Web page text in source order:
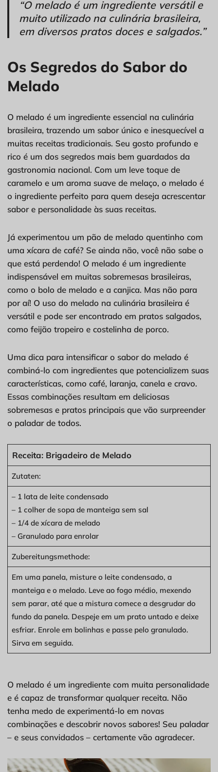
“O melado é um ingrediente versátil e
muito utilizado na culinária brasileira,
em diversos pratos doces e salgados.”
Os Segredos do Sabor do
Melado
O melado é um ingrediente essencial na culinária
brasileira, trazendo um sabor único e inesquecível a
muitas receitas tradicionais. Seu gosto profundo e
rico é um dos segredos mais bem guardados da
gastronomia nacional. Com um leve toque de
caramelo e um aroma suave de melaço, o melado é
o ingrediente perfeito para quem deseja acrescentar
sabor e personalidade às suas receitas.
Já experimentou um pão de melado quentinho com
uma xícara de café? Se ainda não, você não sabe o
que está perdendo! O melado é um ingrediente
indispensável em muitas sobremesas brasileiras,
como o bolo de melado e a canjica. Mas não para
por aí! O uso do melado na culinária brasileira é
versátil e pode ser encontrado em pratos salgados,
como feijão tropeiro e costelinha de porco.
Uma dica para intensificar o sabor do melado é
combiná-lo com ingredientes que potencializem suas
características, como café, laranja, canela e cravo.
Essas combinações resultam em deliciosas
sobremesas e pratos principais que vão surpreender
o paladar de todos.
Receita: Brigadeiro de Melado
Zutaten:
– 1 lata de leite condensado
– 1 colher de sopa de manteiga sem sal
– 1/4 de xícara de melado
– Granulado para enrolar
Zubereitungsmethode:
Em uma panela, misture o leite condensado, a
manteiga e o melado. Leve ao fogo médio, mexendo
sem parar, até que a mistura comece a desgrudar do
fundo da panela. Despeje em um prato untado e deixe
esfriar. Enrole em bolinhas e passe pelo granulado.
Sirva em seguida.
O melado é um ingrediente com muita personalidade
e é capaz de transformar qualquer receita. Não
tenha medo de experimentá-lo em novas
combinações e descobrir novos sabores! Seu paladar
– e seus convidados – certamente vão agradecer.